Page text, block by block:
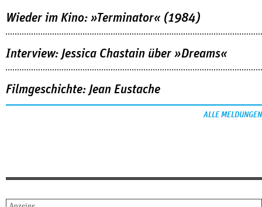
Wieder im Kino: »Terminator« (1984)
Interview: Jessica Chastain über »Dreams«
Filmgeschichte: Jean Eustache
ALLE MELDUNGEN